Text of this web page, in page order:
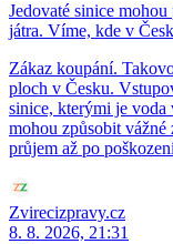
Jedovaté sinice
játra. Víme, kde v
Zákaz koupání.
ploch v Česku.
sinice, kterými je voda
mohou způsobit
průjem až po
Zvirecizpravy.cz
8. 8. 2026, 21:31